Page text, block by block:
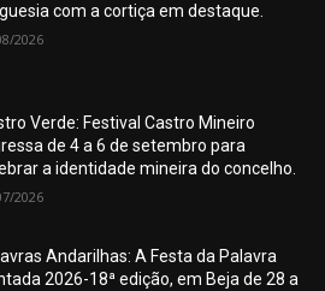
com a cortiça em destaque.
2026
Verde: Festival Castro Mineiro
de 4 a 6 de setembro para
a identidade mineira do concelho.
2026
Andarilhas: A Festa da Palavra
2026-18ª edição, em Beja de 28 a